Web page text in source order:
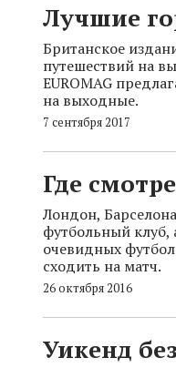
Лучшие
Британское
путешествий на
EUROMAG
на выходные.
7 сентября 2017
Где
Лондон,
футбольный клуб,
очевидных
сходить на матч.
26 октября 2016
Уикенд